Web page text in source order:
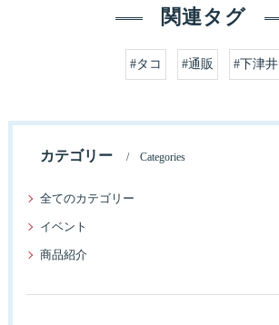
関連タグ
#タコ #通販 #下津井
カテゴリー Categories
全てのカテゴリー
イベント
商品紹介